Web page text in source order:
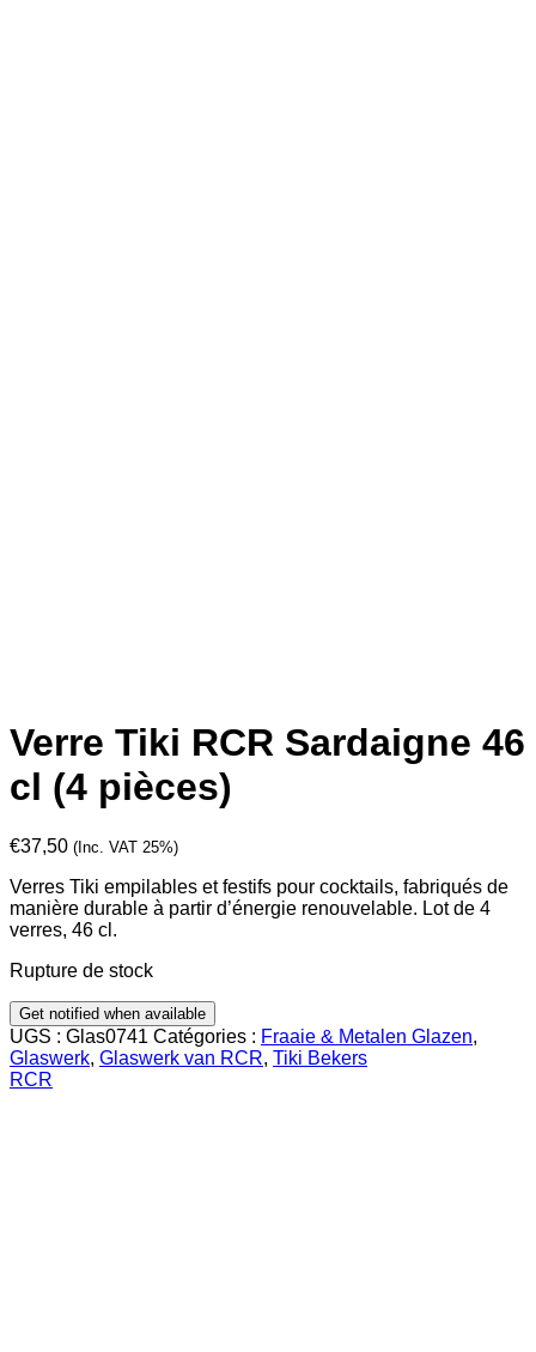
Verre Tiki RCR Sardaigne 46
cl (4 pièces)
€37,50 (Inc. VAT 25%)
Verres Tiki empilables et festifs pour cocktails, fabriqués de
manière durable à partir d’énergie renouvelable. Lot de 4
verres, 46 cl.
Rupture de stock
UGS : Glas0741 Catégories : Fraaie & Metalen Glazen,
Glaswerk, Glaswerk van RCR, Tiki Bekers
RCR